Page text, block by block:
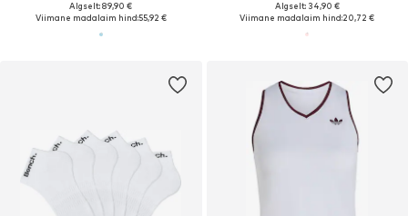
Algselt: 89,90 €
Viimane madalaim hind:55,92 €
Algselt: 34,90 €
Viimane madalaim hind:20,72 €